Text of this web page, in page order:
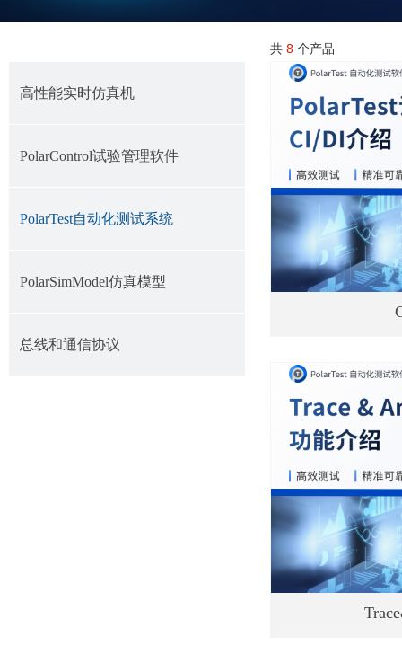
共 8 个产品
高性能实时仿真机
PolarControl试验管理软件
PolarTest自动化测试系统
PolarSimModel仿真模型
总线和通信协议